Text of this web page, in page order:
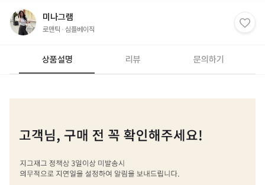
미나그램
로맨틱 심플베이직
상품설명 리뷰 문의하기